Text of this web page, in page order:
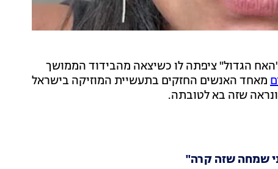
הגדול" ציפתה לו כשיצאה מהבידוד הממושך
מאחד האנשים החזקים בתעשיית המוזיקה בישראל
שזה בא לטובתה.
שמחה שזה קרה"